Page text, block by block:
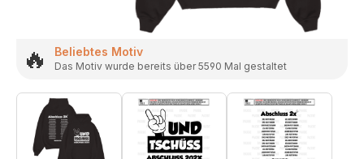
🔥 Beliebtes Motiv
Das Motiv wurde bereits über 5590 Mal gestaltet